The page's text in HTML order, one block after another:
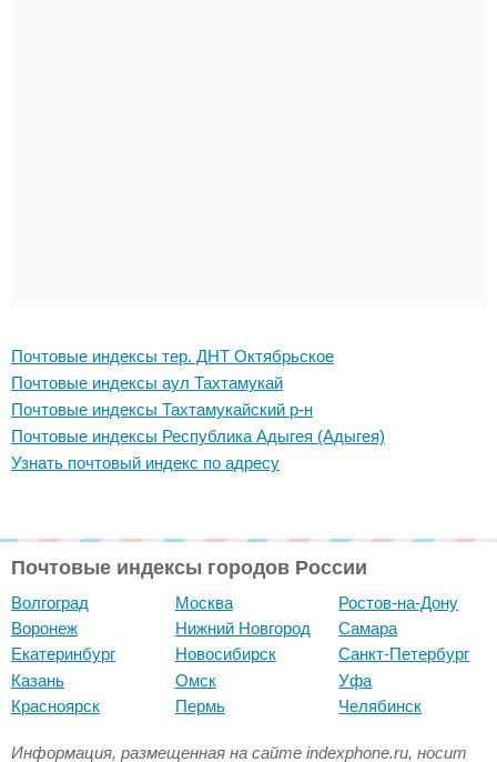
Почтовые индексы тер. ДНТ Октябрьское
Почтовые индексы аул Тахтамукай
Почтовые индексы Тахтамукайский р-н
Почтовые индексы Республика Адыгея (Адыгея)
Узнать почтовый индекс по адресу
Почтовые индексы городов России
Волгоград
Воронеж
Екатеринбург
Казань
Красноярск
Москва
Нижний Новгород
Новосибирск
Омск
Пермь
Ростов-на-Дону
Самара
Санкт-Петербург
Уфа
Челябинск
Информация, размещенная на сайте indexphone.ru, носит